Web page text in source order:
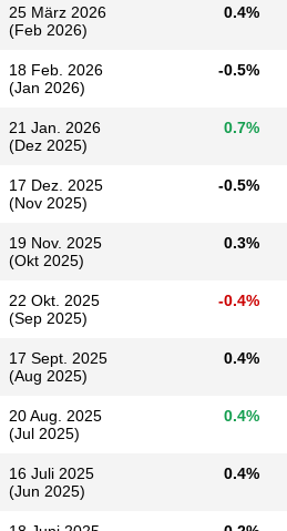
25 März 2026
(Feb 2026)
0.4%
18 Feb. 2026
(Jan 2026)
-0.5%
21 Jan. 2026
(Dez 2025)
0.7%
17 Dez. 2025
(Nov 2025)
-0.5%
19 Nov. 2025
(Okt 2025)
0.3%
22 Okt. 2025
(Sep 2025)
-0.4%
17 Sept. 2025
(Aug 2025)
0.4%
20 Aug. 2025
(Jul 2025)
0.4%
16 Juli 2025
(Jun 2025)
0.4%